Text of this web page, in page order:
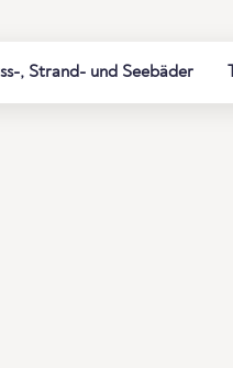
, Strand- und Seebäder